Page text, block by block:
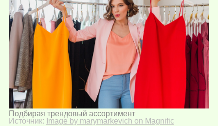
Подбирая трендовый ассортимент
Источник: Image by marymarkevich on Magnific